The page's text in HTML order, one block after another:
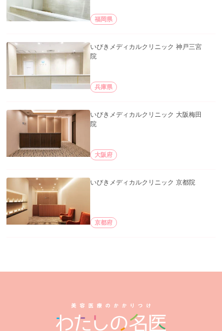
福岡県
いびきメディカルクリニック 神戸三宮
院
兵庫県
いびきメディカルクリニック 大阪梅田
院
大阪府
いびきメディカルクリニック 京都院
京都府